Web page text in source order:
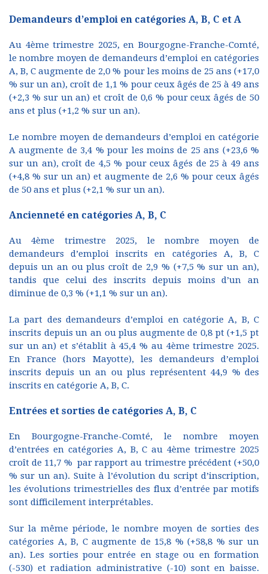
Demandeurs d’emploi en catégories A, B, C et A
Au 4ème trimestre 2025, en Bourgogne-Franche-Comté,
le nombre moyen de demandeurs d’emploi en catégories
A, B, C augmente de 2,0 % pour les moins de 25 ans (+17,0
% sur un an), croît de 1,1 % pour ceux âgés de 25 à 49 ans
(+2,3 % sur un an) et croît de 0,6 % pour ceux âgés de 50
ans et plus (+1,2 % sur un an).
Le nombre moyen de demandeurs d’emploi en catégorie
A augmente de 3,4 % pour les moins de 25 ans (+23,6 %
sur un an), croît de 4,5 % pour ceux âgés de 25 à 49 ans
(+4,8 % sur un an) et augmente de 2,6 % pour ceux âgés
de 50 ans et plus (+2,1 % sur un an).
Ancienneté en catégories A, B, C
Au 4ème trimestre 2025, le nombre moyen de
demandeurs d’emploi inscrits en catégories A, B, C
depuis un an ou plus croît de 2,9 % (+7,5 % sur un an),
tandis que celui des inscrits depuis moins d’un an
diminue de 0,3 % (+1,1 % sur un an).
La part des demandeurs d’emploi en catégorie A, B, C
inscrits depuis un an ou plus augmente de 0,8 pt (+1,5 pt
sur un an) et s’établit à 45,4 % au 4ème trimestre 2025.
En France (hors Mayotte), les demandeurs d’emploi
inscrits depuis un an ou plus représentent 44,9 % des
inscrits en catégorie A, B, C.
Entrées et sorties de catégories A, B, C
En Bourgogne-Franche-Comté, le nombre moyen
d’entrées en catégories A, B, C au 4ème trimestre 2025
croît de 11,7 % par rapport au trimestre précédent (+50,0
% sur un an). Suite à l’évolution du script d’inscription,
les évolutions trimestrielles des flux d’entrée par motifs
sont difficilement interprétables.
Sur la même période, le nombre moyen de sorties des
catégories A, B, C augmente de 15,8 % (+58,8 % sur un
an). Les sorties pour entrée en stage ou en formation
(-530) et radiation administrative (-10) sont en baisse.